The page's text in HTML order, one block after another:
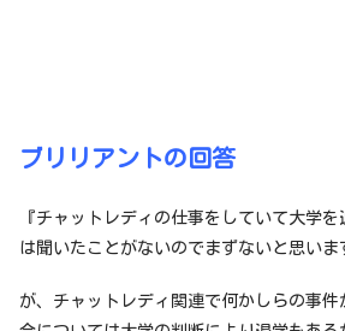
ブリリアントの回答
『チャットレディの仕事をしていて大学
は聞いたことがないのでまずないと思いま
が、チャットレディ関連で何かしらの事